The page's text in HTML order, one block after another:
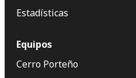
Estadísticas
Equipos
Cerro Porteño